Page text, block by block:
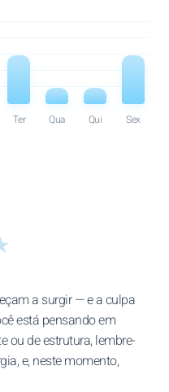
Ter Qua Qui Sex
a surgir — e a culpa
está pensando em
ou de estrutura, lembre-
e, neste momento,